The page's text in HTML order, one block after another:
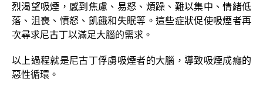
烈渴望吸煙，感到焦慮、易怒、煩躁、難以集中、情緒低
落、沮喪、憤怒、飢餓和失眠等。這些症狀促使吸煙者再
次尋求尼古丁以滿足大腦的需求。
以上過程就是尼古丁俘虜吸煙者的大腦，導致吸煙成癮的
惡性循環。